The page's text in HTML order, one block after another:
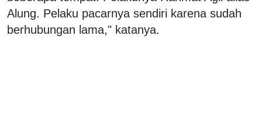
Alung. Pelaku pacarnya sendiri karena sudah
berhubungan lama," katanya.